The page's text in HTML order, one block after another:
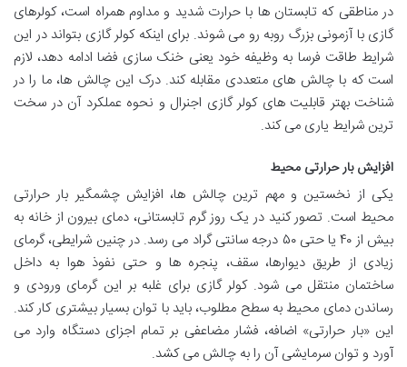
در مناطقی که تابستان ها با حرارت شدید و مداوم همراه است، کولرهای
گازی با آزمونی بزرگ روبه رو می شوند. برای اینکه کولر گازی بتواند در این
شرایط طاقت فرسا به وظیفه خود یعنی خنک سازی فضا ادامه دهد، لازم
است که با چالش های متعددی مقابله کند. درک این چالش ها، ما را در
شناخت بهتر قابلیت های کولر گازی اجنرال و نحوه عملکرد آن در سخت
ترین شرایط یاری می کند.
افزایش بار حرارتی محیط
یکی از نخستین و مهم ترین چالش ها، افزایش چشمگیر بار حرارتی
محیط است. تصور کنید در یک روز گرم تابستانی، دمای بیرون از خانه به
بیش از ۴۰ یا حتی ۵۰ درجه سانتی گراد می رسد. در چنین شرایطی، گرمای
زیادی از طریق دیوارها، سقف، پنجره ها و حتی نفوذ هوا به داخل
ساختمان منتقل می شود. کولر گازی برای غلبه بر این گرمای ورودی و
رساندن دمای محیط به سطح مطلوب، باید با توان بسیار بیشتری کار کند.
این «بار حرارتی» اضافه، فشار مضاعفی بر تمام اجزای دستگاه وارد می
آورد و توان سرمایشی آن را به چالش می کشد.